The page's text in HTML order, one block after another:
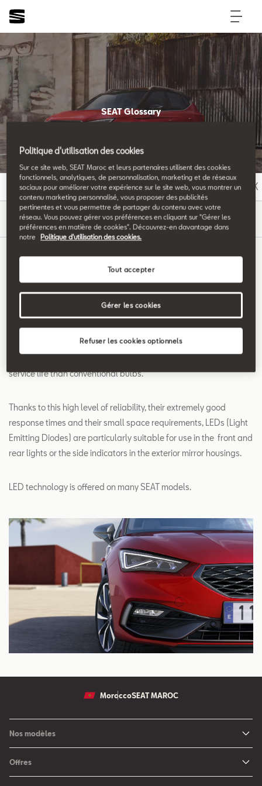
SEAT Glossary
B C D E F G H I J K
LED Illumination
LED light is produced by means of semiconductor diodes which
service life than conventional bulbs.
Thanks to this high level of reliability, their extremely good
response times and their small space requirements, LEDs (Light
Emitting Diodes) are particularly suitable for use in the front and
rear lights or the side indicators in the exterior mirror housings.
LED technology is offered on many SEAT models.
MoroccoSEAT MAROC
Nos modèles
Nouveau SEAT Ateca
Offres
Politique d'utilisation des cookies
Sur ce site web, SEAT Maroc et leurs partenaires utilisent des cookies
fonctionnels, analytiques, de personnalisation, marketing et de réseaux
sociaux pour améliorer votre expérience sur le site web, vous montrer un
contenu marketing personnalisé, vous proposer des publicités
pertinentes et vous permettre de partager du contenu avec votre
réseau. Vous pouvez gérer vos préférences en cliquant sur "Gérer les
préférences en matière de cookies". Découvrez-en davantage dans
notre
Politique d'utilisation des cookies.
Refuser les cookies optionnels
Tout accepter
Gérer les cookies